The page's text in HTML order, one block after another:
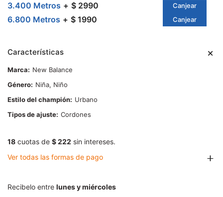
3.400 Metros $ 2990 Canjear
6.800 Metros $ 1990 Canjear
Características
Marca
New Balance
Género
Niña, Niño
Estilo del champión
Urbano
Tipos de ajuste Cordones
18 cuotas de $ 222 sin intereses.
Ver todas las formas de pago
Recibelo entre lunes y miércoles